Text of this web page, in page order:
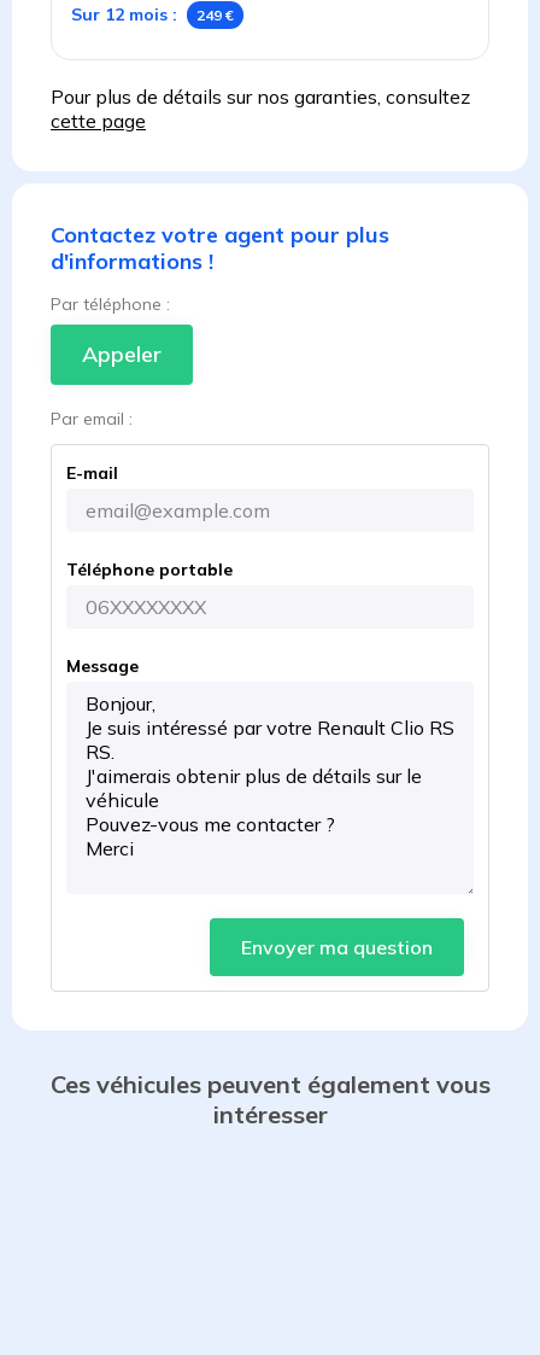
Sur 12 mois : 249 €
Pour plus de détails sur nos garanties, consultez
cette page
Contactez votre agent pour plus
d'informations !
Par téléphone :
Appeler
Par email :
E-mail
Téléphone portable
Message
Envoyer ma question
Ces véhicules peuvent également vous
intéresser